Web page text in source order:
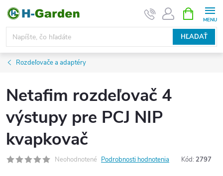
Prejsť
obsah
HĽADAŤ
KOŠÍK
Rozdeľovače a adaptéry
Netafim rozdeľovač 4
výstupy pre PCJ NIP
kvapkovač
Neohodnotené Podrobnosti hodnotenia Kód: 2797